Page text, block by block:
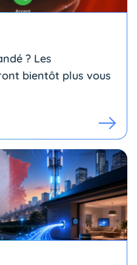
? Les
bientôt plus vous